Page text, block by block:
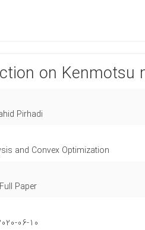
on Kenmotsu
Pirhadi
and Convex Optimization
Full Paper
06-10